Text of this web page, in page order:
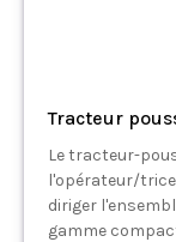
Tracteur
Le tracteur-
l'opérateur/
diriger
gamme